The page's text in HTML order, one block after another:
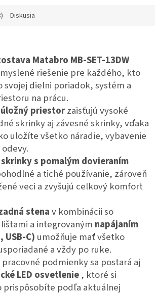
Diskusia
Matabro MB-SET-13DW
riešenie pre každého, kto
svojej dielni poriadok, systém a
na prácu.
priestorzaisťujú vysoké
skrinky aj závesné skrinky, vďaka
uložíte všetko náradie, vybavenie
s pomalým dovieraním
a tiché používanie, zároveň
veci a zvyšujú celkový komfort
stenav kombinácii so
a integrovaným napájaním
USB-C) umožňuje mať všetko
a vždy po ruke.
podmienky sa postará aj
LED osvetlenie, ktoré si
prispôsobíte podľa aktuálnej